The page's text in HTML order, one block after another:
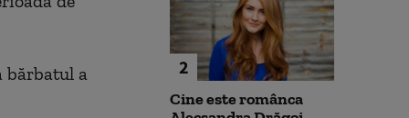
bărbatul a
2
Cine este românca